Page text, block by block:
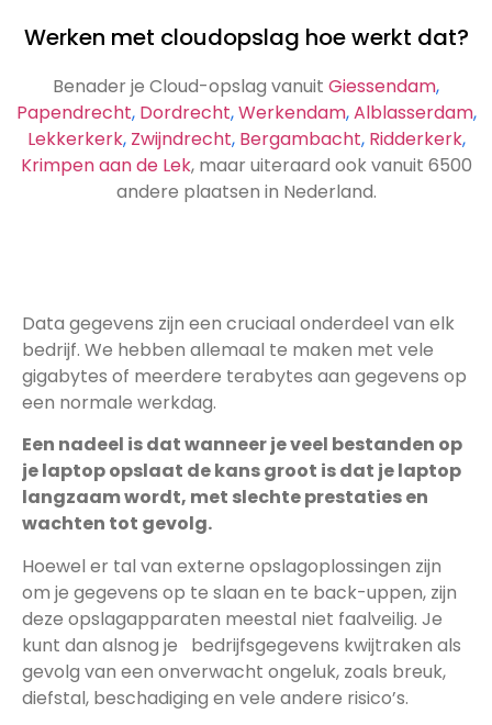
Werken met cloudopslag hoe werkt dat?
Benader je Cloud-opslag vanuit Giessendam,
Papendrecht, Dordrecht,Werkendam,Alblasserdam,
Lekkerkerk, Zwijndrecht, Bergambacht, Ridderkerk,
Krimpen aan de Lek, maar uiteraard ook vanuit 6500
andere plaatsen in Nederland.
Data gegevens zijn een cruciaal onderdeel van elk
bedrijf. We hebben allemaal te maken met vele
gigabytes of meerdere terabytes aan gegevens op
een normale werkdag.
Een nadeel is dat wanneer je veel bestanden op
je laptop opslaat de kans groot is dat je laptop
langzaam wordt, met slechte prestaties en
wachten tot gevolg.
Hoewel er tal van externe opslagoplossingen zijn
om je gegevens op te slaan en te back-uppen, zijn
deze opslagapparaten meestal niet faalveilig. Je
kunt dan alsnog je bedrijfsgegevens kwijtraken als
gevolg van een onverwacht ongeluk, zoals breuk,
diefstal, beschadiging en vele andere risico’s.